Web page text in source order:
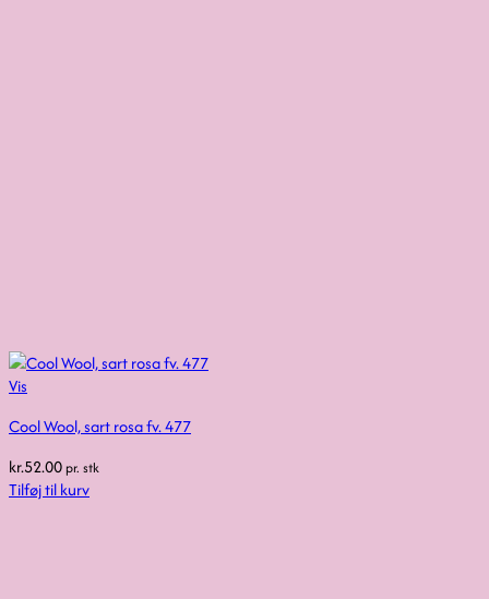
Vis
Cool Wool, sart rosa fv. 477
kr.52.00pr. stk
Tilføj til kurv